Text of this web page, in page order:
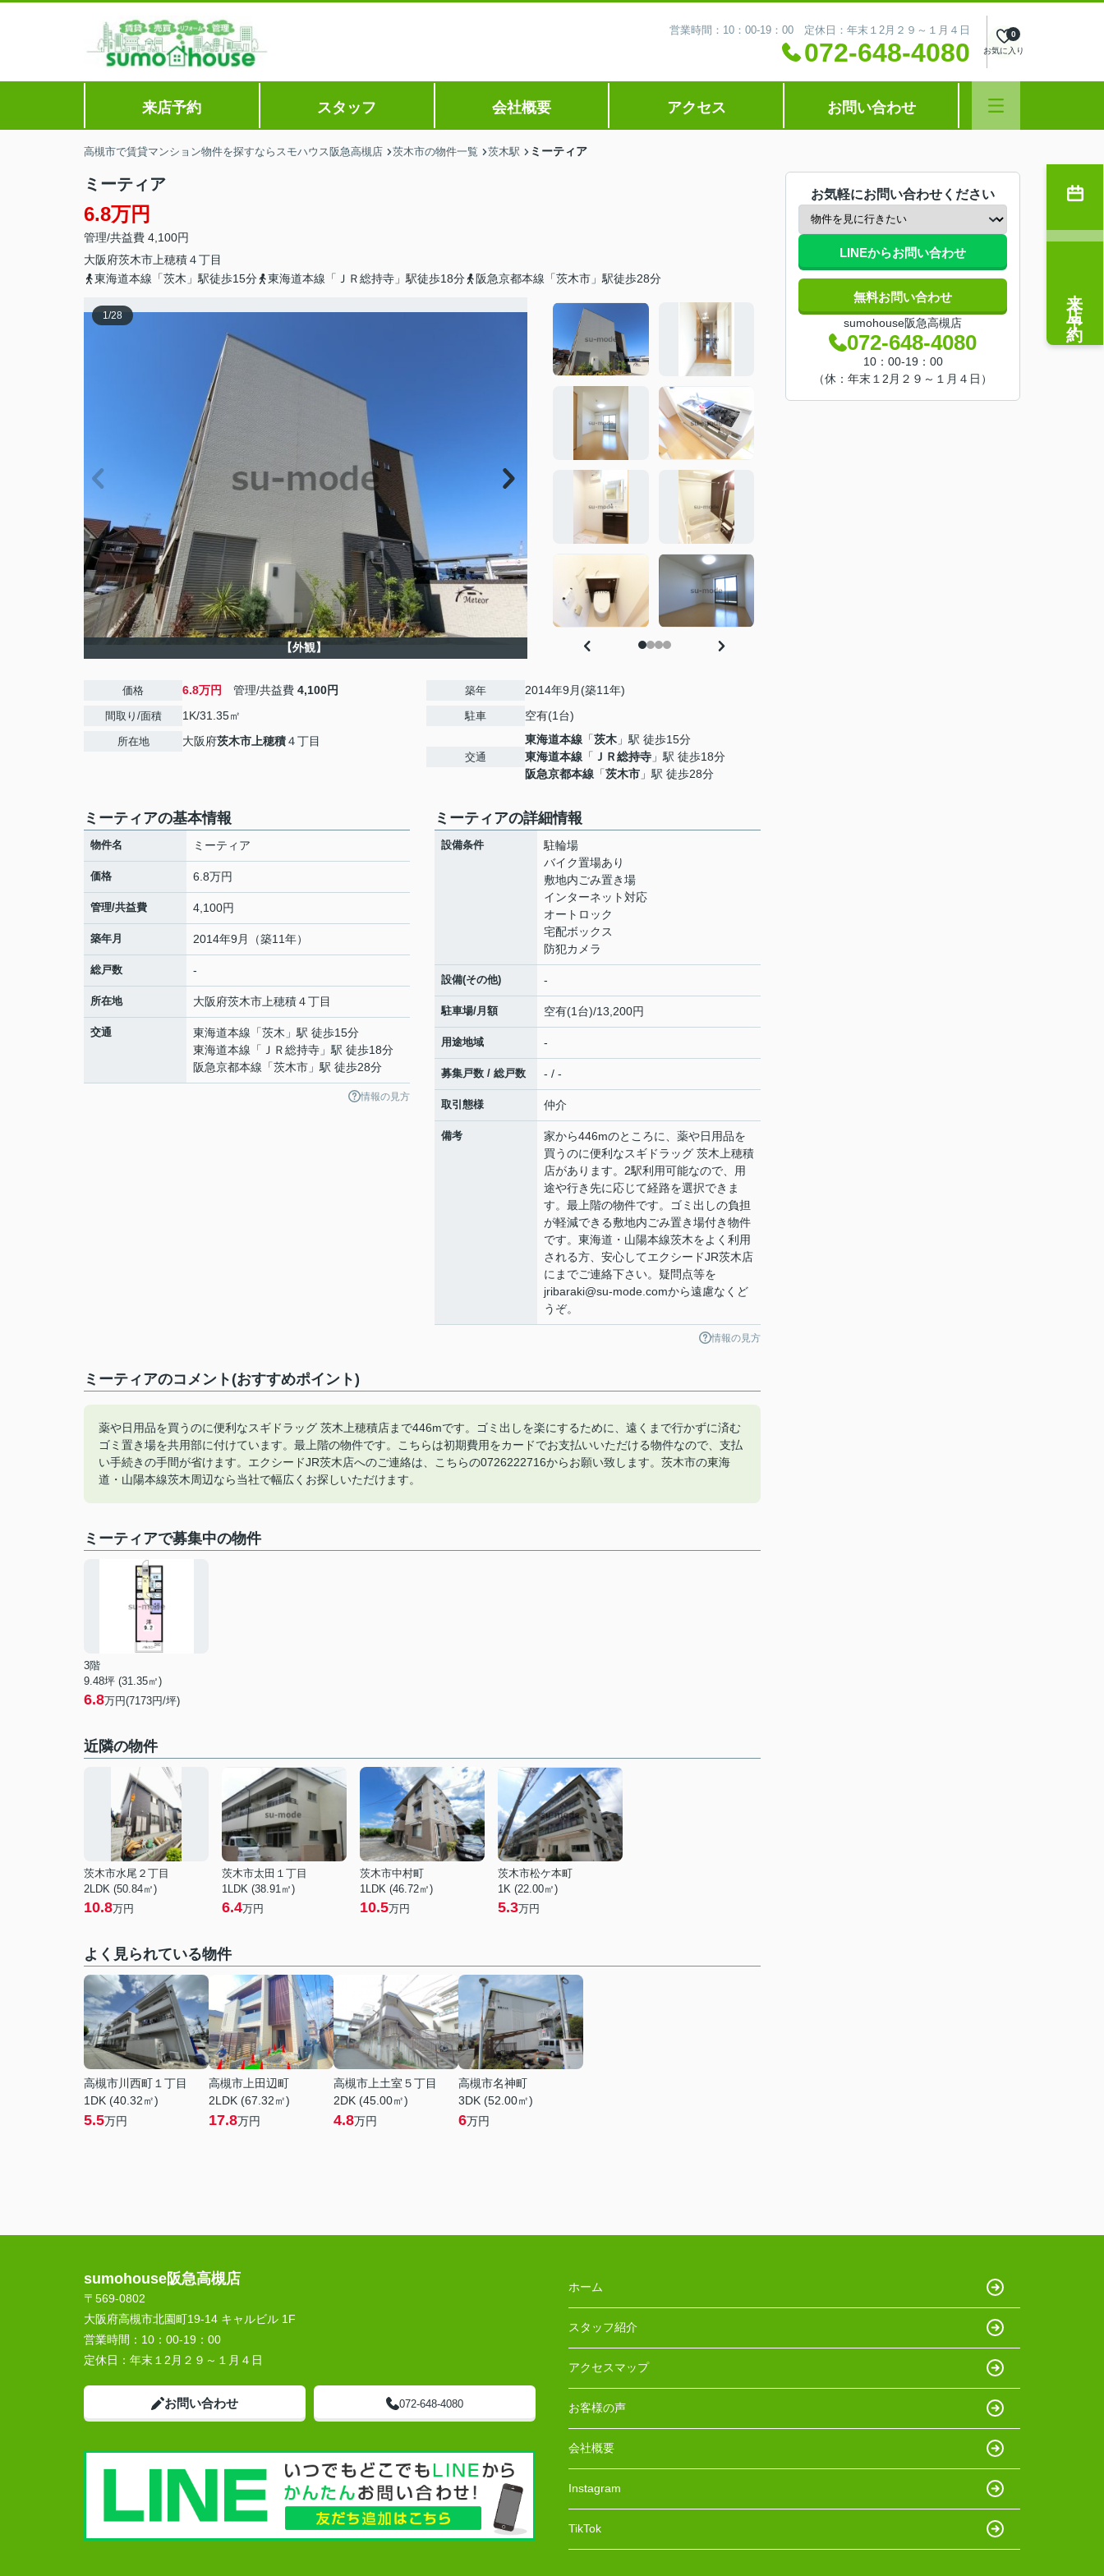
営業時間：10：00-19：00 定休日：年末１2月２９～１月４日
072-648-4080 お気に入り
0
来店予約 スタッフ 会社概要 アクセス お問い合わせ
高槻市で賃貸マンション物件を探すならスモハウス阪急高槻店 茨木市の物件一覧 茨木駅 ミーティア
ミーティア
6.8万円
管理/共益費 4,100円
大阪府茨木市 上穂積４丁目
東海道本線「茨木」駅徒歩15分
東海道本線「ＪＲ総持寺」駅徒歩18分 阪急京都本線「茨木市」駅徒歩28分
1/28
【外観】
価格 6.8万円 管理/共益費 4,100円
間取り/面積 1K/31.35㎡
所在地 大阪府茨木市 上穂積４丁目
築年 2014年9月(築11年)
駐車 空有(1台)
交通
東海道本線 「茨木 」駅 徒歩15分
東海道本線 「 ＪＲ総持寺 」駅 徒歩18分
阪急京都本線 「茨木市 」駅 徒歩28分
ミーティアの基本情報
物件名 ミーティア
価格 6.8万円
管理/共益費 4,100円
築年月 2014年9月（築11年）
総戸数 -
所在地 大阪府茨木市 上穂積４丁目
交通 東海道本線 「茨木 」駅 徒歩15分
東海道本線 「 ＪＲ総持寺 」駅 徒歩18分
阪急京都本線 「茨木市 」駅 徒歩28分
情報の見方
ミーティアの詳細情報
設備条件
駐輪場
バイク置場あり
敷地内ごみ置き場
インターネット対応
オートロック
宅配ボックス
防犯カメラ
設備(その他) -
駐車場/月額 空有(1台)/13,200円
用途地域 -
募集戸数 / 総戸数 - / -
取引態様 仲介
備考
家から446mのところに、薬や日用品を
買うのに便利なスギドラッグ 茨木上穂積
店があります。2駅利用可能なので、用
途や行き先に応じて経路を選択できま
す。最上階の物件です。ゴミ出しの負担
が軽減できる敷地内ごみ置き場付き物件
です。東海道・山陽本線茨木をよく利用
される方、安心してエクシードJR茨木店
にまでご連絡下さい。疑問点等を
jribaraki@su-mode.comから遠慮なくど
うぞ。
情報の見方
ミーティアのコメント(おすすめポイント)
薬や日用品を買うのに便利なスギドラッグ 茨木上穂積店まで446mです。ゴミ出しを楽にするために、遠くまで行かずに済む
ゴミ置き場を共用部に付けています。最上階の物件です。こちらは初期費用をカードでお支払いいただける物件なので、支払
い手続きの手間が省けます。エクシードJR茨木店へのご連絡は、こちらの0726222716からお願い致します。茨木市の東海
道・山陽本線茨木周辺なら当社で幅広くお探しいただけます。
ミーティアで募集中の物件
3階
9.48坪 (31.35㎡)
6.8万円(7173円/坪)
近隣の物件
茨木市水尾２丁目
2LDK (50.84㎡)
10.8万円
茨木市太田１丁目
1LDK (38.91㎡)
6.4万円
茨木市中村町
1LDK (46.72㎡)
10.5万円
茨木市松ケ本町
1K (22.00㎡)
5.3万円
よく見られている物件
高槻市川西町１丁目
1DK (40.32㎡)
5.5万円
高槻市上田辺町
2LDK (67.32㎡)
17.8万円
高槻市上土室５丁目
2DK (45.00㎡)
4.8万円
高槻市名神町
3DK (52.00㎡)
6万円
お気軽にお問い合わせください
LINEからお問い合わせ
無料お問い合わせ
sumohouse阪急高槻店
072-648-4080
10：00-19：00
（休：年末１2月２９～１月４日）
来店予約
sumohouse阪急高槻店
〒569-0802
大阪府高槻市北園町19-14 キャルビル 1F
営業時間： 10：00-19：00
定休日： 年末１2月２９～１月４日
お問い合わせ 072-648-4080
ホーム
スタッフ紹介
アクセスマップ
お客様の声
会社概要
Instagram
TikTok